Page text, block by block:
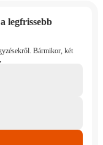
legfrissebb